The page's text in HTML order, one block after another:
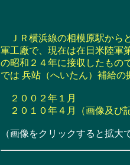
ＪＲ横浜線の相模原駅から
軍工廠で、現在は在日米陸軍
の昭和２４年に接収したもの
では 兵站（へいたん）補給の
２００２年１月
２０１０年４月（画像及び
（画像をクリックすると拡大